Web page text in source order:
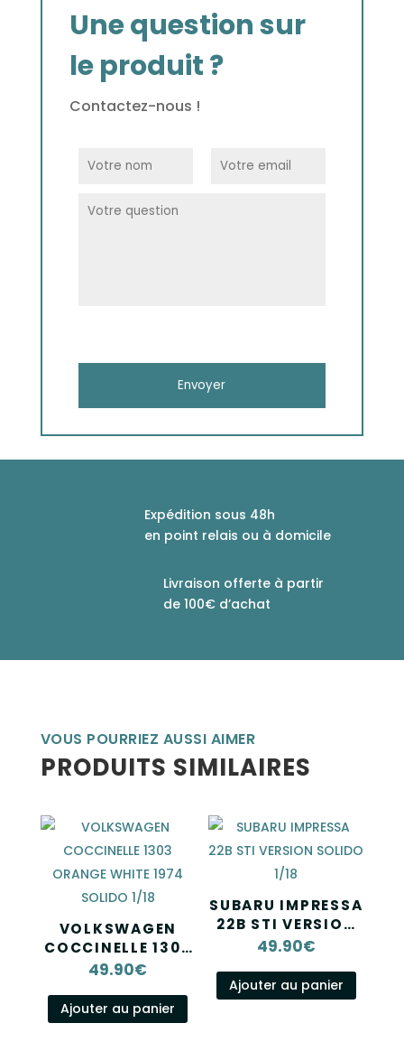
Une question sur
le produit ?
Contactez-nous !
Expédition sous 48h
en point relais ou à domicile
Livraison offerte à partir
de 100€ d’achat
VOUS POURRIEZ AUSSI AIMER
PRODUITS SIMILAIRES
VOLKSWAGEN
COCCINELLE 1303
ORANGE WHITE
49.90€
Ajouter au panier
SUBARU IMPRESSA
22B STI VERSION
SOLIDO 1/18
49.90€
Ajouter au panier